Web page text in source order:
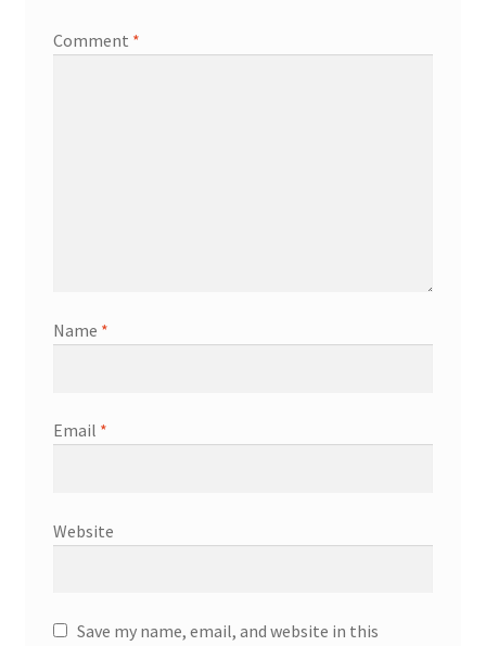
Comment *
Name *
Email *
Website
Save my name, email, and website in this